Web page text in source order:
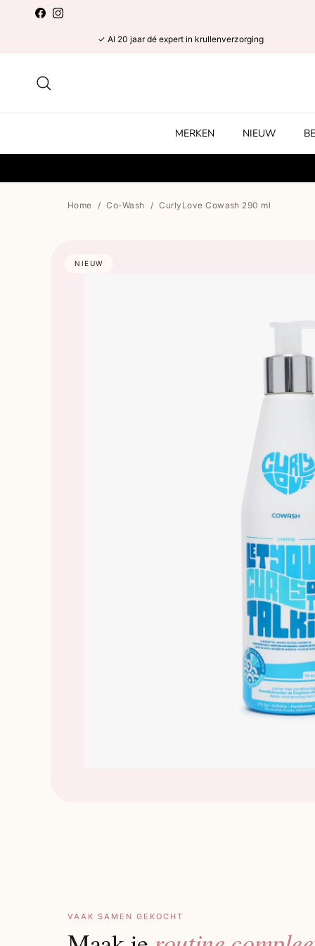
Ga naar inhoud
FacebookInstagram
✓ Al 20 jaar dé expert in krullenverzorging
MERKEN NIEUW
Home / Co-Wash / CurlyLove Cowash 290 ml
NIEUW
VAAK SAMEN GEKOCHT